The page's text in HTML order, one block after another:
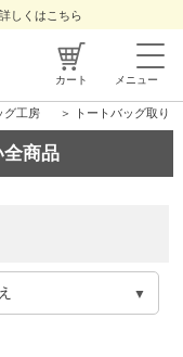
詳しくはこちら
カート メニュー
グ工房 ＞ トートバッグ取り
全商品